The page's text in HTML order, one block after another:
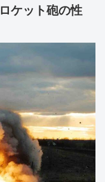
ケット砲の性